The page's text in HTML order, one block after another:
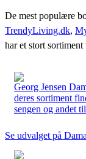
De mest populære
TrendyLiving.dk,
har et stort sortiment
Georg Jensen
deres sortiment
sengen og andet
Se udvalget på